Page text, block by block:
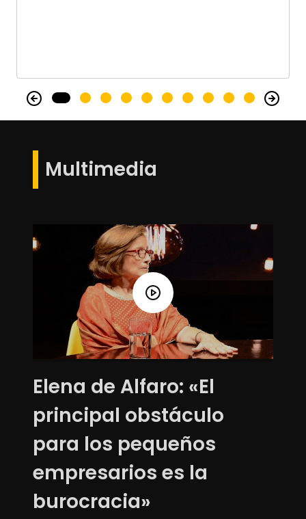
Multimedia
Elena de Alfaro: «El
principal obstáculo
para los pequeños
empresarios es la
burocracia»